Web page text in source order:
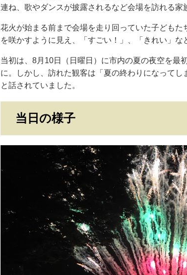
連ね、歌やダンスが披露されるなど会場を訪れる家
花火が始まる前まで会場を走り回っていた子ども
を咲かすように見え、「すごい！」、「きれい」な
当初は、8月10日（日曜日）に市内の夏の夜空を最
に。しかし、訪れた観客は「夏の終わりになって
と話されていました。
当日の様子